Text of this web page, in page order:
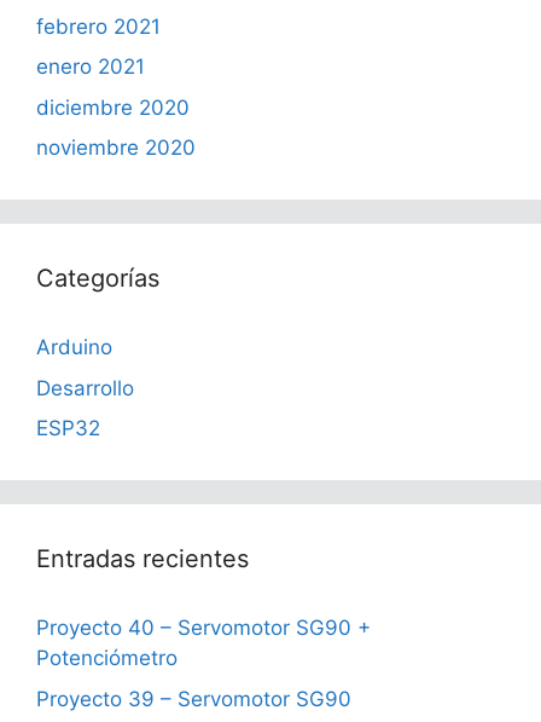
febrero 2021
enero 2021
diciembre 2020
noviembre 2020
Categorías
Arduino
Desarrollo
ESP32
Entradas recientes
Proyecto 40 – Servomotor SG90 +
Potenciómetro
Proyecto 39 – Servomotor SG90